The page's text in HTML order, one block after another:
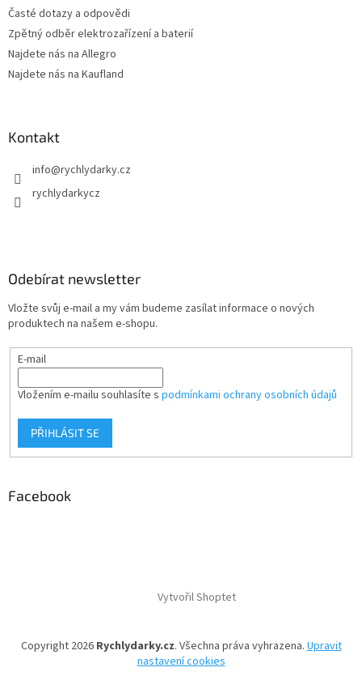
Časté dotazy a odpovědi
Zpětný odběr elektrozařízení a baterií
Najdete nás na Allegro
Najdete nás na Kaufland
Kontakt
info@rychlydarky.cz
rychlydarkycz
Odebírat newsletter
Vložte svůj e-mail a my vám budeme zasílat informace o nových
produktech na našem e-shopu.
E-mail
Vložením e-mailu souhlasíte s podmínkami ochrany osobních údajů
PŘIHLÁSIT SE
Facebook
Vytvořil Shoptet
Copyright 2026 Rychlydarky.cz. Všechna práva vyhrazena. Upravit
nastavení cookies